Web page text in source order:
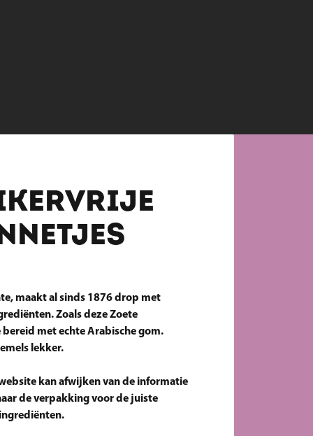
maakt al sinds 1876 drop met
Zoals deze Zoete
met echte Arabische gom.
lekker.
kan afwijken van de informatie
de verpakking voor de juiste